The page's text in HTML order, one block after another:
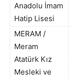
Anadolu İmam
Hatip Lisesi
MERAM /
Meram
Atatürk Kız
Mesleki ve